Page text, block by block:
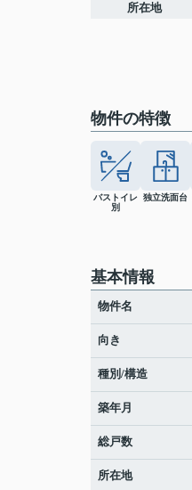
所在地
物件の特徴
バストイレ
別
独立洗面台
基本情報
物件名
向き
種別/構造
築年月
総戸数
所在地